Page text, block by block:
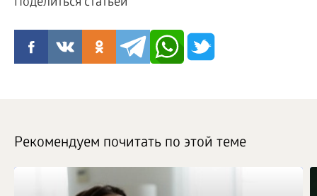
Поделиться статьей
Рекомендуем почитать по этой теме